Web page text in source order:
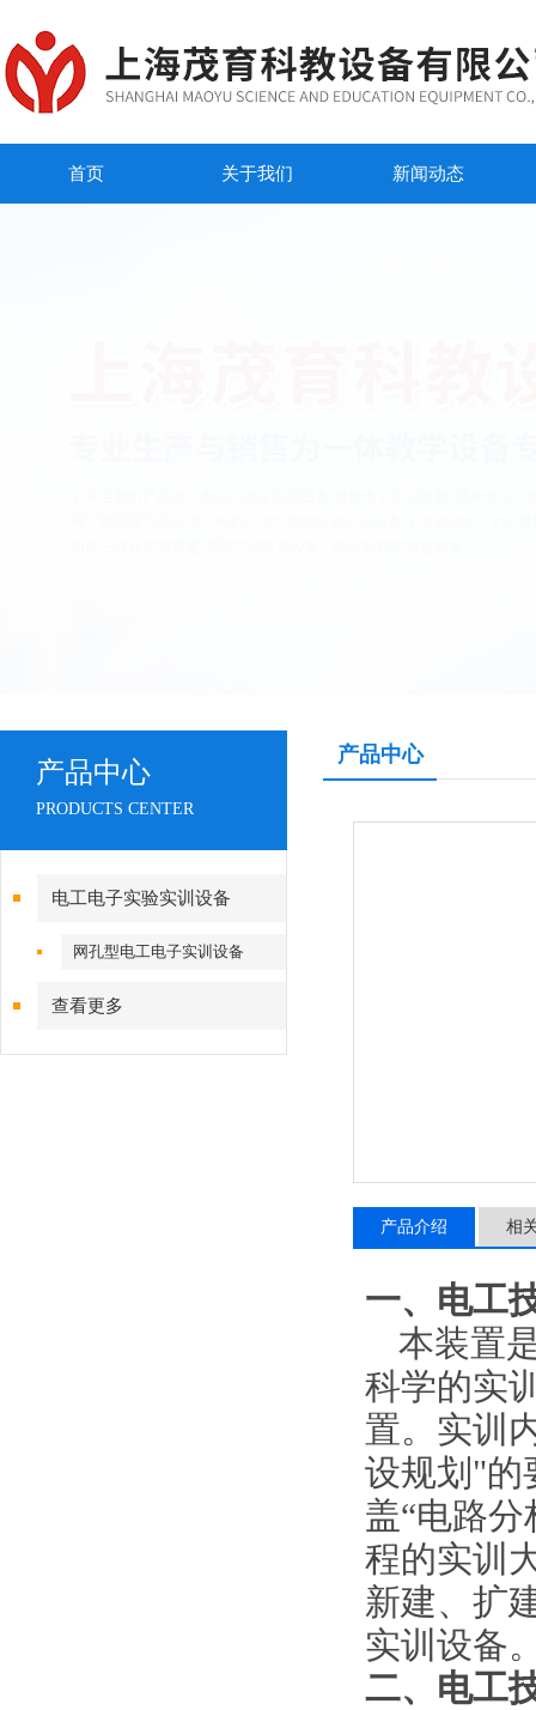
首页 关于我们 新闻动态
产品中心
PRODUCTS CENTER
电工电子实验实训设备
网孔型电工电子实训设备
查看更多
产品中心
产品介绍 相
一、 电工
本装置
科学的实
置。实训
设规划"的
盖“电路
程的实训
新建、扩
实训设备
二、 电工